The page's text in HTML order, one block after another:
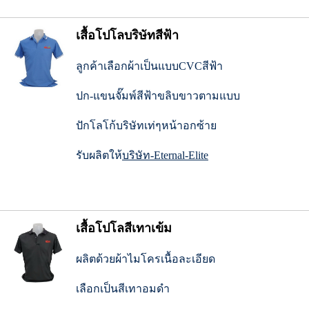
เสื้อโปโลบริษัทสีฟ้า
ลูกค้าเลือกผ้าเป็นแบบCVCสีฟ้า
ปก-แขนจั๊มพ์สีฟ้าขลิบขาวตามแบบ
ปักโลโก้บริษัทเท่ๆหน้าอกซ้าย
รับผลิตให้บริษัท-Eternal-Elite
เสื้อโปโลสีเทาเข้ม
ผลิตด้วยผ้าไมโครเนื้อละเอียด
เลือกเป็นสีเทาอมดำ